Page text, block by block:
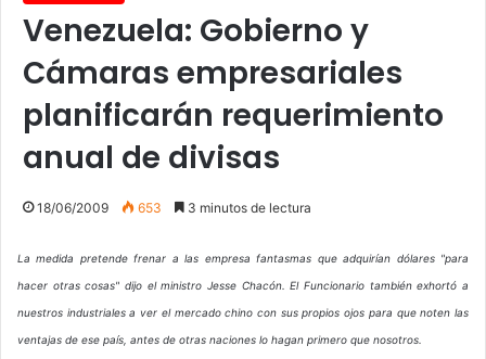
Venezuela: Gobierno y
Cámaras empresariales
planificarán requerimiento
anual de divisas
18/06/2009 653 3 minutos de lectura
La medida pretende frenar a las empresa fantasmas que adquirían dólares "para
hacer otras cosas" dijo el ministro Jesse Chacón. El Funcionario también exhortó a
nuestros industriales a ver el mercado chino con sus propios ojos para que noten las
ventajas de ese país, antes de otras naciones lo hagan primero que nosotros.